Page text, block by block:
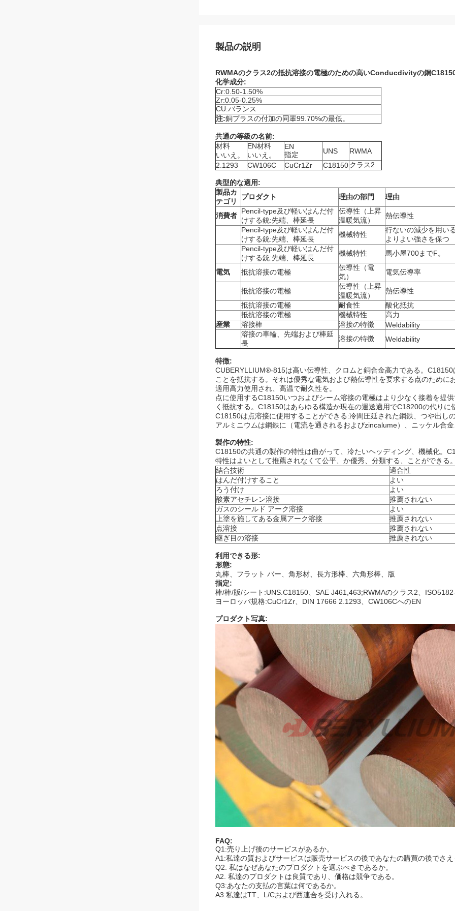
製品の説明
RWMAのクラス2の抵抗溶接の電極のための高いConducdivityの銅
化学成分:
Cr:0.50-1.50%
Zr:0.05-0.25%
CU:バランス
注:銅プラスの付加の同輩99.70%の最低。
共通の等級の名前:
材料
いいえ。
EN材料
いいえ。
EN
指定
UNS
RWMA
2.1293
CW106C CuCr1Zr C18150クラス2
典型的な適用:
製品カ
テゴリ
プロダクト 理由の部門 理由
消費者
Pencil-type及び軽いはんだ付
けする銃:先端、棒延長
伝導性（上昇
温暖気流）
熱伝導性
Pencil-type及び軽いはんだ付
けする銃:先端、棒延長
機械特性
行ないの減少を用い
よりよい強さを保つ
Pencil-type及び軽いはんだ付
けする銃:先端、棒延長
機械特性 馬小屋700までF。
電気 抵抗溶接の電極
伝導性（電
気）
電気伝導率
抵抗溶接の電極
伝導性（上昇
温暖気流）
熱伝導性
抵抗溶接の電極
耐食性
酸化抵抗
抵抗溶接の電極
機械特性
高力
産業
溶接棒 溶接の特徴
Weldability
溶接の車輪、先端および棒延
長
溶接の特徴 Weldability
特徴:
CUBERYLLIUM®-815は高い伝導性、クロムと銅合金高力である。
ことを抵抗する。それは優秀な電気および熱伝導性を要求する点のため
適用高力使用され、高温で耐久性を。
点に使用するC18150いつおよびシーム溶接の電極はより少なく接着を提
く抵抗する。C18150はあらゆる構造か現在の運送適用でC18200の代りに
C18150は点溶接に使用することができる:冷間圧延された鋼鉄、つや出し
アルミニウムは鋼鉄に（電流を通されるおよびzincalume）、ニッケル合
製作の特性:
C18150の共通の製作の特性は曲がって、冷たいヘッディング、機械化。
特性はよいとして推薦されなくて公平、か優秀、分類する、ことができる
結合技術
適合性
はんだ付けすること
よい
ろう付け
よい
酸素アセチレン溶接
推薦されない
ガスのシールド アーク溶接
よい
上塗を施してある金属アーク溶接
推薦されない
点溶接
推薦されない
継ぎ目の溶接
推薦されない
利用できる形:
形態:
丸棒、フラット バー、角形材、長方形棒、六角形棒、版
指定:
棒/棒/版/シート:UNS.C18150、SAE J461,463;RWMAのクラス2、
ヨーロッパ規格:CuCr1Zr、DIN 17666 2.1293、CW106CへのEN
プロダクト写真:
FAQ:
Q1:売り上げ後のサービスがあるか。
A1:私達の質およびサービスは販売サービスの後であなたの購買の後でさ
Q2. 私はなぜあなたのプロダクトを選ぶべきであるか。
A2. 私達のプロダクトは良質であり、価格は競争である。
Q3:あなたの支払の言葉は何であるか。
A3:私達はTT、L/Cおよび西連合を受け入れる。